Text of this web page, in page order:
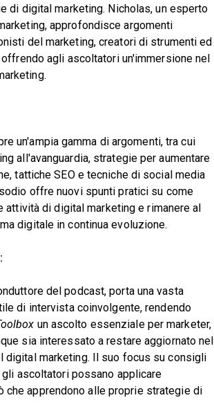
di digital marketing. Nicholas, un esperto
approfondisce argomenti
del marketing, creatori di strumenti ed
agli ascoltatori un'immersione nel
un'ampia gamma di argomenti, tra cui
all'avanguardia, strategie per aumentare
tattiche SEO e tecniche di social media
offre nuovi spunti pratici su come
attività di digital marketing e rimanere al
digitale in continua evoluzione.
del podcast, porta una vasta
di intervista coinvolgente, rendendo
un ascolto essenziale per marketer,
sia interessato a restare aggiornato nel
digital marketing. Il suo focus su consigli
ascoltatori possano applicare
che apprendono alle proprie strategie di